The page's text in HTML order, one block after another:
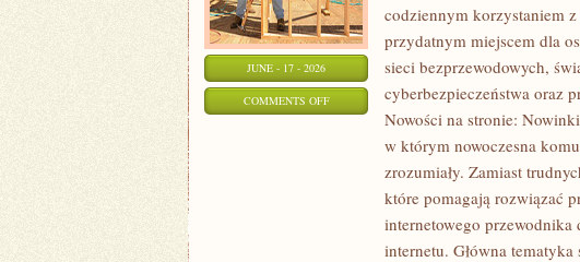
JUNE - 17 - 2026
COMMENTS OFFON
PORADNIKI
UŻYTKOWNIKA
codziennym korzystaniem
przydatnym miejscem dla
sieci bezprzewodowych,
cyberbezpieczeństwa oraz
Nowości na stronie:
w którym nowoczesna
zrozumiały. Zamiast
które pomagają rozwiązać
internetowego
internetu. Główna